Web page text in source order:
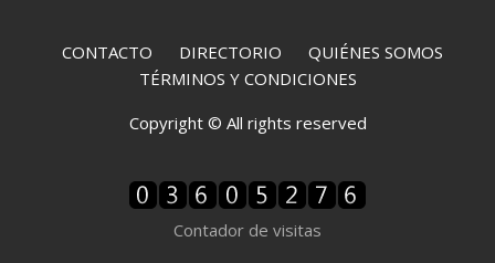
CONTACTO DIRECTORIO QUIÉNES SOMOS
TÉRMINOS Y CONDICIONES
Copyright © All rights reserved
Contador de visitas